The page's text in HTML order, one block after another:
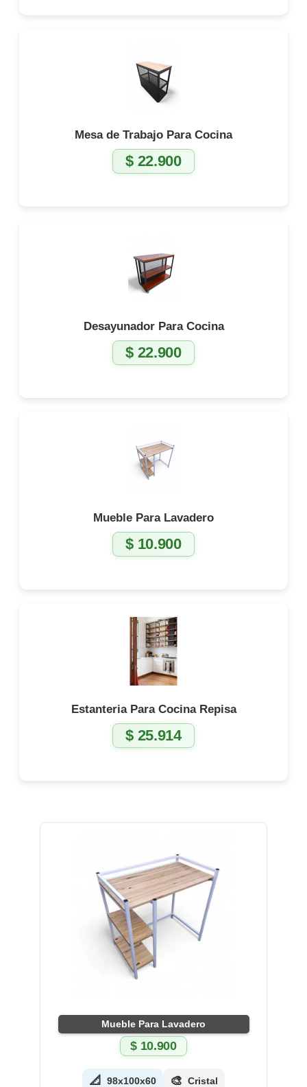
Mesa de Trabajo Para Cocina
$22.900
Desayunador Para Cocina
$22.900
Mueble Para Lavadero
$10.900
Estanteria Para Cocina Repisa
$25.914
Mueble Para Lavadero
$10.900
📐 98x100x60 🎨 Cristal